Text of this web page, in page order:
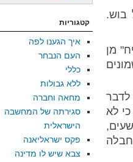
בוש.
מן
לדבר
לא
חבלה
קטגוריות
איך הגענו לפה
העם הנבחר
כללי
ללא גבולות
מחאה וחברה
סגירתה של המחשבה
הישראלית
פקס ישראליאנה
צבא שיש לו מדינה